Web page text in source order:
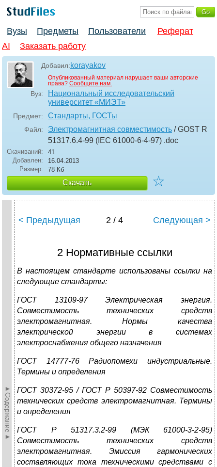
Вузы Предметы Пользователи
Реферат
AI
Заказать работу
Добавил:korayakov
Опубликованный материал нарушает ваши авторские
права? Сообщите нам.
Вуз:
Национальный исследовательский
университет «МИЭТ»
Предмет: Стандарты, ГОСТы
Файл: Электромагнитная совместимость / GOST R
51317.6.4-99 (IEC 61000-6-4-97) .doc
Скачиваний:
41
Добавлен:
16.04.2013
Размер:
78 Кб
Скачать ☆
►Содержание►
< Предыдущая 2 / 4 Следующая >
2 Нормативные ссылки
В настоящем стандарте использованы ссылки на
следующие стандарты:
ГОСТ 13109-97 Электрическая энергия.
Совместимость технических средств
электромагнитная. Нормы качества
электрической энергии в системах
электроснабжения общего назначения
ГОСТ 14777-76 Радиопомехи индустриальные.
Термины и определения
ГОСТ 30372-95 / ГОСТ Р 50397-92 Совместимость
технических средств электромагнитная. Термины
и определения
ГОСТ Р 51317.3.2-99 (МЭК 61000-3-2-95)
Совместимость технических средств
электромагнитная. Эмиссия гармонических
составляющих тока техническими средствами с